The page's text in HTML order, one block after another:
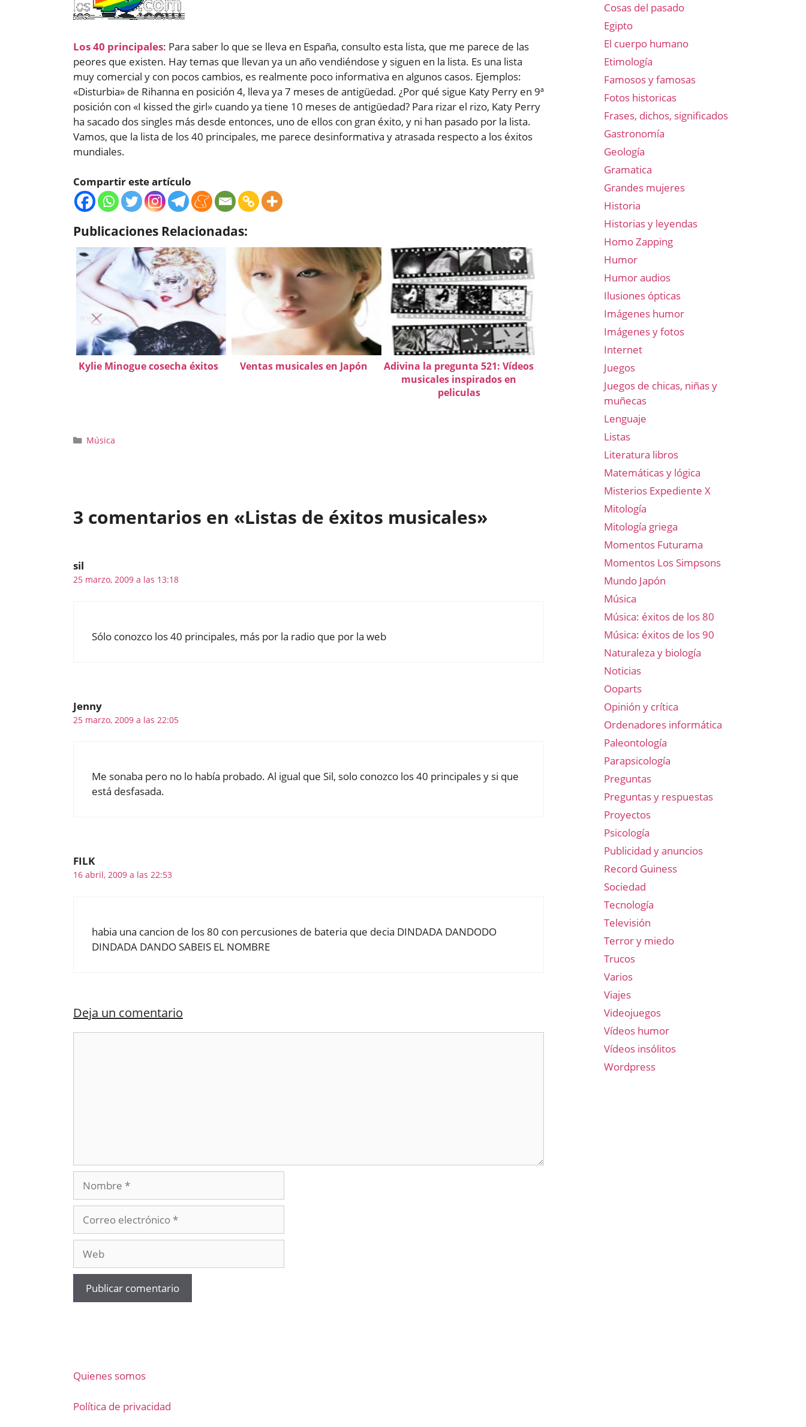
Los 40 principales: Para saber lo que se lleva en España, consulto esta lista, que me parece de las
peores que existen. Hay temas que llevan ya un año vendiéndose y siguen en la lista. Es una lista
muy comercial y con pocos cambios, es realmente poco informativa en algunos casos. Ejemplos:
«Disturbia» de Rihanna en posición 4, lleva ya 7 meses de antigüedad. ¿Por qué sigue Katy Perry en 9ª
posición con «I kissed the girl» cuando ya tiene 10 meses de antigüedad? Para rizar el rizo, Katy Perry
ha sacado dos singles más desde entonces, uno de ellos con gran éxito, y ni han pasado por la lista.
Vamos, que la lista de los 40 principales, me parece desinformativa y atrasada respecto a los éxitos
mundiales.
Compartir este artículo
Publicaciones Relacionadas:
Kylie Minogue cosecha éxitos Ventas musicales en Japón
Adivina la pregunta 521: Vídeos
musicales inspirados en
peliculas
Categorías
Música
3 comentarios en «Listas de éxitos musicales»
sil
25 marzo, 2009 a las 13:18
Sólo conozco los 40 principales, más por la radio que por la web
Jenny
25 marzo, 2009 a las 22:05
Me sonaba pero no lo había probado. Al igual que Sil, solo conozco los 40 principales y si que
está desfasada.
FILK
16 abril, 2009 a las 22:53
habia una cancion de los 80 con percusiones de bateria que decia DINDADA DANDODO
DINDADA DANDO SABEIS EL NOMBRE
Deja un comentario
Nombre
electrónico
Cosas del pasado
Egipto
El cuerpo humano
Etimología
Famosos y famosas
Fotos historicas
Frases, dichos, significados
Gastronomía
Geología
Gramatica
Grandes mujeres
Historia
Historias y leyendas
Homo Zapping
Humor
Humor audios
Ilusiones ópticas
Imágenes humor
Imágenes y fotos
Internet
Juegos
Juegos de chicas, niñas y
muñecas
Lenguaje
Listas
Literatura libros
Matemáticas y lógica
Misterios Expediente X
Mitología
Mitología griega
Momentos Futurama
Momentos Los Simpsons
Mundo Japón
Música
Música: éxitos de los 80
Música: éxitos de los 90
Naturaleza y biología
Noticias
Ooparts
Opinión y crítica
Ordenadores informática
Paleontología
Parapsicología
Preguntas
Preguntas y respuestas
Proyectos
Psicología
Publicidad y anuncios
Record Guiness
Sociedad
Tecnología
Televisión
Terror y miedo
Trucos
Varios
Viajes
Videojuegos
Vídeos humor
Vídeos insólitos
Wordpress
Quienes somos
Política de privacidad